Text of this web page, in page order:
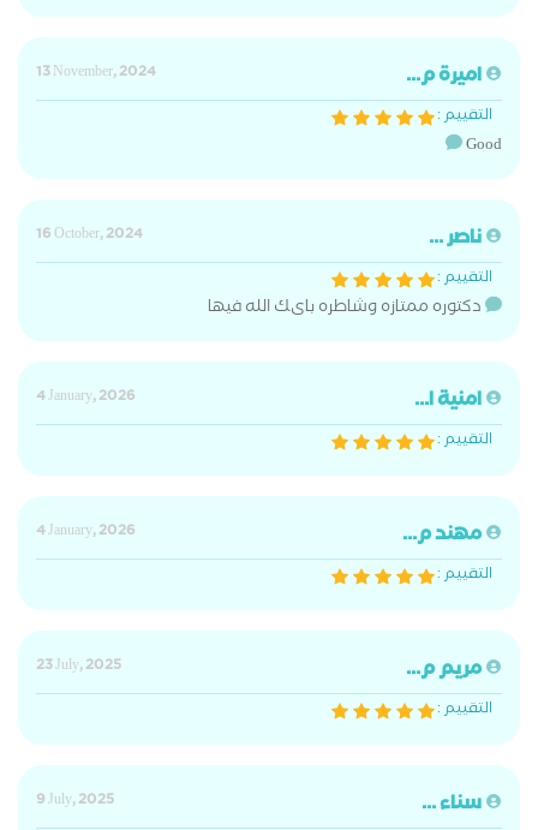
اميرة م...
13 November, 2024
التقييم :
Good
ناصر ...
16 October, 2024
التقييم :
دكتوره ممتازه وشاطره باىك الله فيها
امنية ا...
4 January, 2026
التقييم :
مهند م...
4 January, 2026
التقييم :
مريم م...
23 July, 2025
التقييم :
سناء ...
9 July, 2025